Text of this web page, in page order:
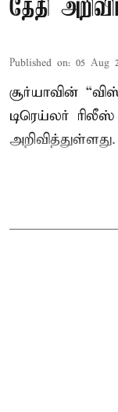
தேதி
Published on: 05 Aug
சூர்யாவின்
டிரெய்லர்
அறிவித்துள்ளது.